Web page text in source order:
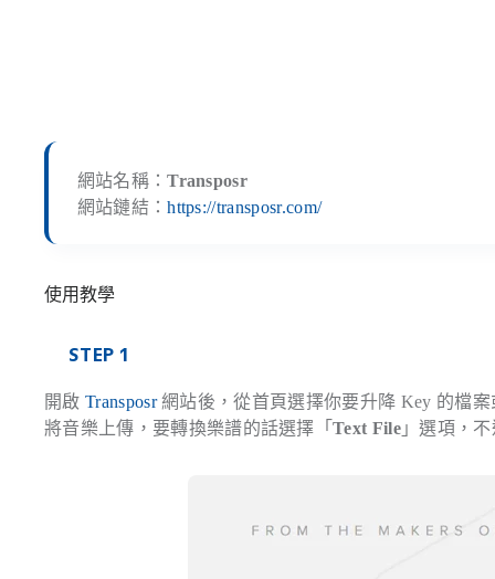
網站名稱：Transposr
網站鏈結：https://transposr.com/
使用教學
STEP 1
開啟 Transposr網站後，從首頁選擇你要升降 Key 的檔
將音樂上傳，要轉換樂譜的話選擇「Text File 」選項，